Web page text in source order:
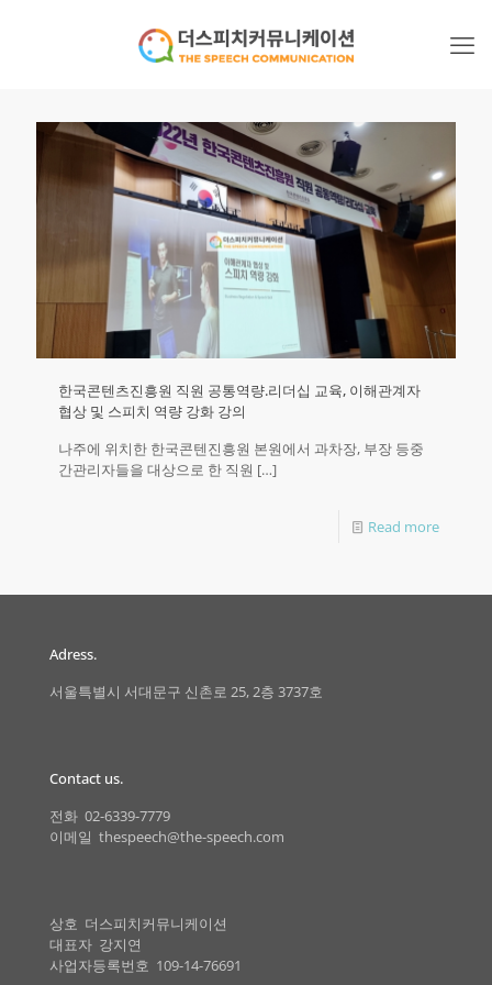
한국콘텐츠진흥원 직원 공통역량.리더십 교육, 이해관계자
협상 및 스피치 역량 강화 강의
나주에 위치한 한국콘텐진흥원 본원에서 과차장, 부장 등중
간관리자들을 대상으로 한 직원 […]
Read more
Adress.
서울특별시 서대문구 신촌로 25, 2층 3737호
Contact us.
전화 02-6339-7779
이메일 thespeech@the-speech.com
상호 더스피치커뮤니케이션
대표자 강지연
사업자등록번호 109-14-76691